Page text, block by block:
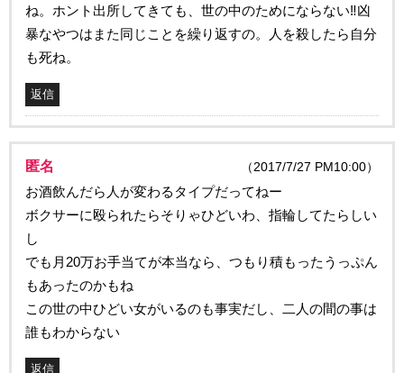
ね。ホント出所してきても、世の中のためにならない‼️凶
暴なやつはまた同じことを繰り返すの。人を殺したら自分
も死ね。
返信
匿名 （2017/7/27 PM10:00）
お酒飲んだら人が変わるタイプだってねー
ボクサーに殴られたらそりゃひどいわ、指輪してたらしい
し
でも月20万お手当てが本当なら、つもり積もったうっぷん
もあったのかもね
この世の中ひどい女がいるのも事実だし、二人の間の事は
誰もわからない
返信